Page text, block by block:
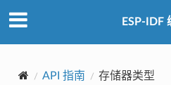
ESP-IDF
API 指南 存储器类型